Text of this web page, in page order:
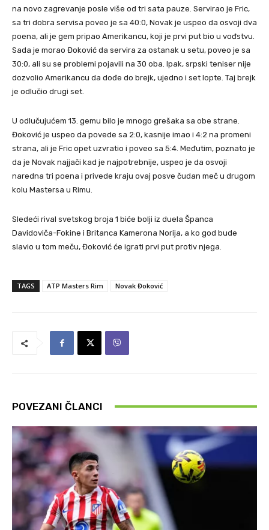
na novo zagrevanje posle više od tri sata pauze. Servirao je Fric,
sa tri dobra servisa poveo je sa 40:0, Novak je uspeo da osvoji dva
poena, ali je gem pripao Amerikancu, koji je prvi put bio u vođstvu.
Sada je morao Đoković da servira za ostanak u setu, poveo je sa
30:0, ali su se problemi pojavili na 30 oba. Ipak, srpski teniser nije
dozvolio Amerikancu da dođe do brejk, ujedno i set lopte. Taj brejk
je odlučio drugi set.
U odlučujućem 13. gemu bilo je mnogo grešaka sa obe strane.
Đoković je uspeo da povede sa 2:0, kasnije imao i 4:2 na promeni
strana, ali je Fric opet uzvratio i poveo sa 5:4. Međutim, poznato je
da je Novak najjači kad je najpotrebnije, uspeo je da osvoji
naredna tri poena i privede kraju ovaj posve čudan meč u drugom
kolu Mastersa u Rimu.
Sledeći rival svetskog broja 1 biće bolji iz duela Španca
Davidoviča-Fokine i Britanca Kamerona Norija, a ko god bude
slavio u tom meču, Đoković će igrati prvi put protiv njega.
TAGS ATP Masters Rim Novak Đoković
POVEZANI ČLANCI